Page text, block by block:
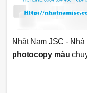
Nhật Nam JSC - Nhà
photocopy màu